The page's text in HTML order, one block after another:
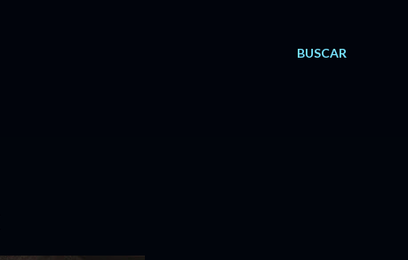
BUSCAR